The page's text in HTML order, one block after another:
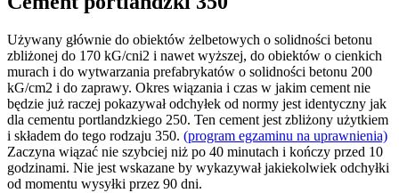
Używany głównie do obiektów żelbetowych o solidności betonu
zbliżonej do 170 kG/cni2 i nawet wyższej, do obiektów o cienkich
murach i do wytwarzania prefabrykatów o solidności betonu 200
kG/cm2 i do zaprawy. Okres wiązania i czas w jakim cement nie
będzie już raczej pokazywał odchyłek od normy jest identyczny jak
dla cementu portlandzkiego 250. Ten cement jest zbliżony użytkiem
i składem do tego rodzaju 350. (program egzaminu na uprawnienia)
Zaczyna wiązać nie szybciej niż po 40 minutach i kończy przed 10
godzinami. Nie jest wskazane by wykazywał jakiekolwiek odchyłki
od momentu wysyłki przez 90 dni.